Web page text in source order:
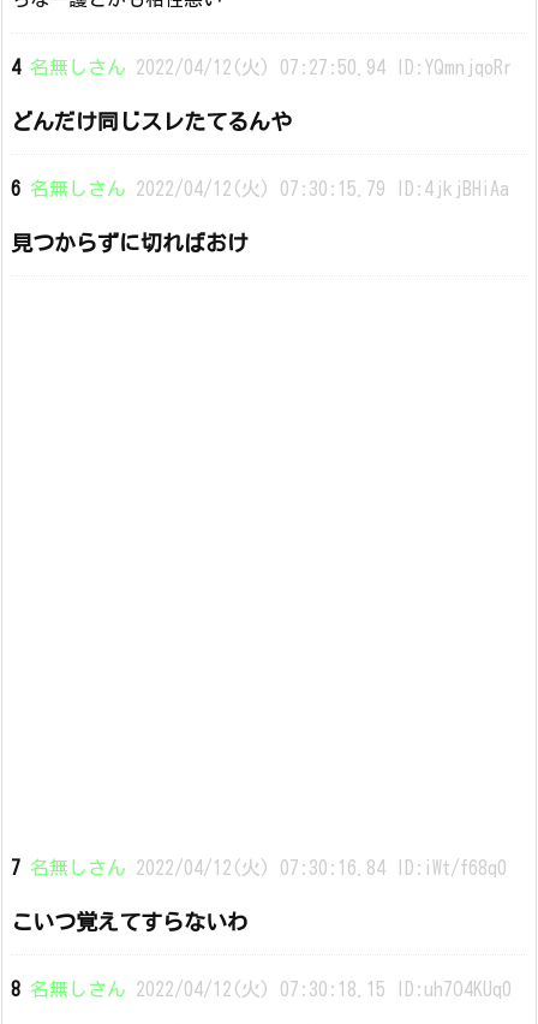
4 名無しさん 2022/04/12(火) 07:27:50.94 ID:YQmnjqoRr
どんだけ同じスレたてるんや
6 名無しさん 2022/04/12(火) 07:30:15.79 ID:4jkjBHiAa
見つからずに切ればおけ
7 名無しさん 2022/04/12(火) 07:30:16.84 ID:iWt/f68q0
こいつ覚えてすらないわ
8 名無しさん 2022/04/12(火) 07:30:18.15 ID:uh7O4KUq0